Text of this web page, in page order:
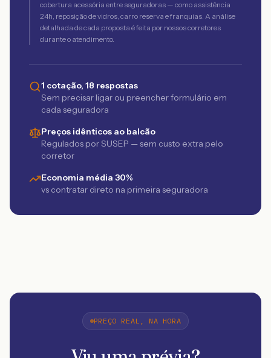
cobertura acessória entre seguradoras — como assistência
24h, reposição de vidros, carro reserva e franquias. A análise
detalhada de cada proposta é feita por nossos corretores
durante o atendimento.
1 cotação, 18 respostas
Sem precisar ligar ou preencher formulário em
cada seguradora
Preços idênticos ao balcão
Regulados por SUSEP — sem custo extra pelo
corretor
Economia média 30%
vs contratar direto na primeira seguradora
PREÇO REAL, NA HORA